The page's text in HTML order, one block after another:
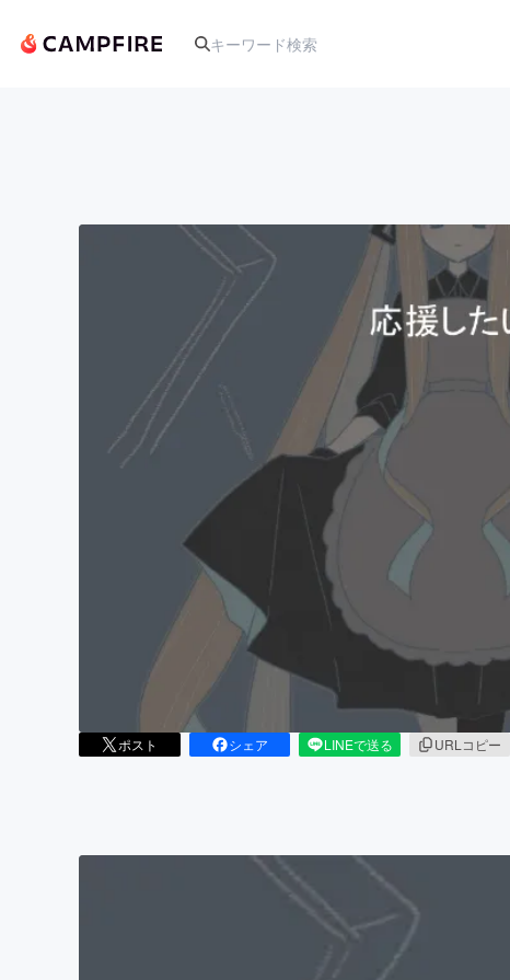
アート・写真
テクノロジー・ガジェット
ビジネス・起業
まちづくり・地域活性化
ポスト シェア LINEで送る URLコピー